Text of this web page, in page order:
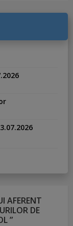
AFERENT
DE
”